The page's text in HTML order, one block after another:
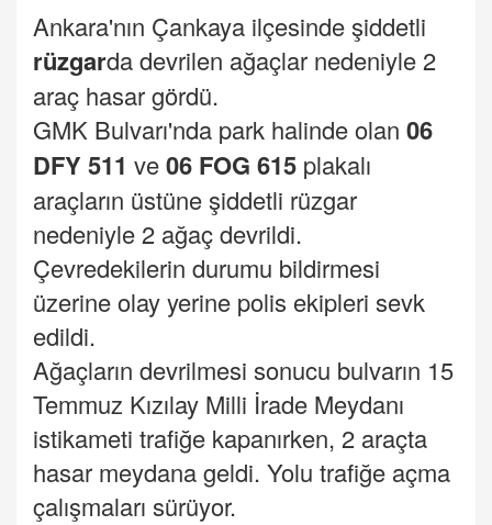
Ankara'nın Çankaya ilçesinde şiddetli
rüzgarda devrilen ağaçlar nedeniyle 2
araç hasar gördü.
GMK Bulvarı'nda park halinde olan 06
DFY 511 ve06 FOG 615 plakalı
araçların üstüne şiddetli rüzgar
nedeniyle 2 ağaç devrildi.
Çevredekilerin durumu bildirmesi
üzerine olay yerine polis ekipleri sevk
edildi.
Ağaçların devrilmesi sonucu bulvarın 15
Temmuz Kızılay Milli İrade Meydanı
istikameti trafiğe kapanırken, 2 araçta
hasar meydana geldi. Yolu trafiğe açma
çalışmaları sürüyor.